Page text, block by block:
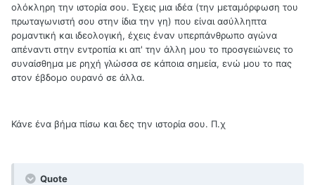
ολόκληρη την ιστορία σου. Έχεις μια ιδέα (την μεταμόρφωση του
πρωταγωνιστή σου στην ίδια την γη) που είναι ασύλληπτα
ρομαντική και ιδεολογική, έχεις έναν υπερπάνθρωπο αγώνα
απέναντι στην εντροπία κι απ' την άλλη μου το προσγειώνεις το
συναίσθημα με ρηχή γλώσσα σε κάποια σημεία, ενώ μου το πας
στον έβδομο ουρανό σε άλλα.
Κάνε ένα βήμα πίσω και δες την ιστορία σου. Π.χ
Quote